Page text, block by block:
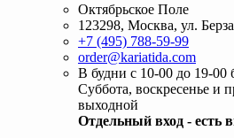
Октябрьское Поле
123298, Москва, ул.
+7 (495) 788-59-99
order@kariatida.com
В будни с 10-00 до 19-00
Суббота, воскресенье и
выходной
Отдельный вход - есть